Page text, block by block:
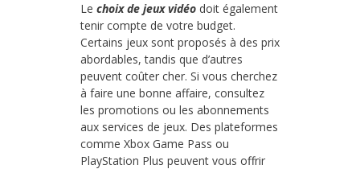
Le choix de jeux vidéo doit également
tenir compte de votre budget.
Certains jeux sont proposés à des prix
abordables, tandis que d’autres
peuvent coûter cher. Si vous cherchez
à faire une bonne affaire, consultez
les promotions ou les abonnements
aux services de jeux. Des plateformes
comme Xbox Game Pass ou
PlayStation Plus peuvent vous offrir